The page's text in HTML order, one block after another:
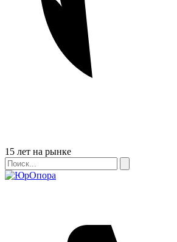
Бейдж
15 лет на рынке
Поиск
Поиск